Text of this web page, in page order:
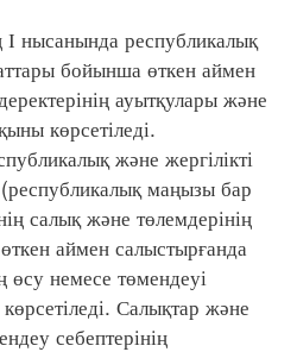
нысанында республикалық
бойынша өткен аймен
ауытқулары және
көрсетіледі.
және жергілікті
маңызы бар
салық және төлемдерінің
аймен салыстырғанда
өсу немесе төмендеуі
Салықтар және
себептерінің